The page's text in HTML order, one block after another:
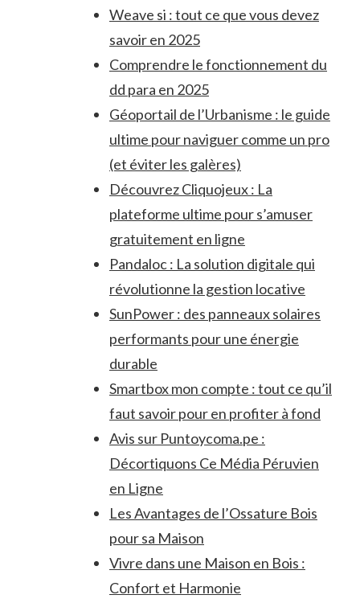
Weave si : tout ce que vous devez
savoir en 2025
Comprendre le fonctionnement du
dd para en 2025
Géoportail de l’Urbanisme : le guide
ultime pour naviguer comme un pro
(et éviter les galères)
Découvrez Cliquojeux : La
plateforme ultime pour s’amuser
gratuitement en ligne
Pandaloc : La solution digitale qui
révolutionne la gestion locative
SunPower : des panneaux solaires
performants pour une énergie
durable
Smartbox mon compte : tout ce qu’il
faut savoir pour en profiter à fond
Avis sur Puntoycoma.pe :
Décortiquons Ce Média Péruvien
en Ligne
Les Avantages de l’Ossature Bois
pour sa Maison
Vivre dans une Maison en Bois :
Confort et Harmonie